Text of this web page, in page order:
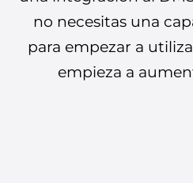
no necesitas una
para empezar a
empieza a